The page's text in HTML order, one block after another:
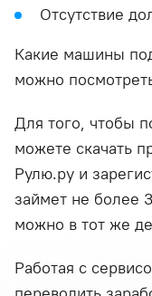
Отсутствие
Какие машины
можно
Для того, чтобы
можете скачать
Рулю.ру и
займет не более
можно в тот же
Работая с